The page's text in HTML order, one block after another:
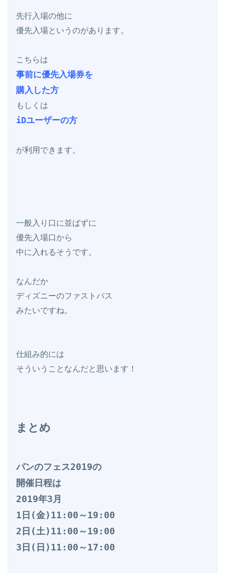
先行入場の他に
優先入場というのがあります。
事前に優先入場券を
購入した方
iDユーザーの方
が利用できます。
一般入り口に並ばずに
優先入場口から
中に入れるそうです。
なんだか
ディズニーのファストパス
みたいですね。
仕組み的には
まとめ
パンのフェス2019の
開催日程は
2019年3月
1日(金)11:00～19:00
2日(土)11:00～19:00
3日(日)11:00～17:00